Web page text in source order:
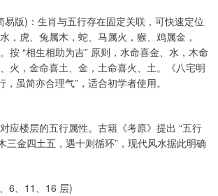
版)：生肖与五行存在固定关联，可快速定位
，虎、兔属木，蛇、马属火，猴、鸡属金，
按 “相生相助为吉” 原则，水命喜金、水，木命
火，金命喜土、金，土命喜火、土。《八宅明
虽简亦合理气”，适合初学者使用。
应楼层的五行属性。古籍《考原》提出 “五行
三金四土五，遇十则循环”，现代风水据此明确
6、11、16 层)